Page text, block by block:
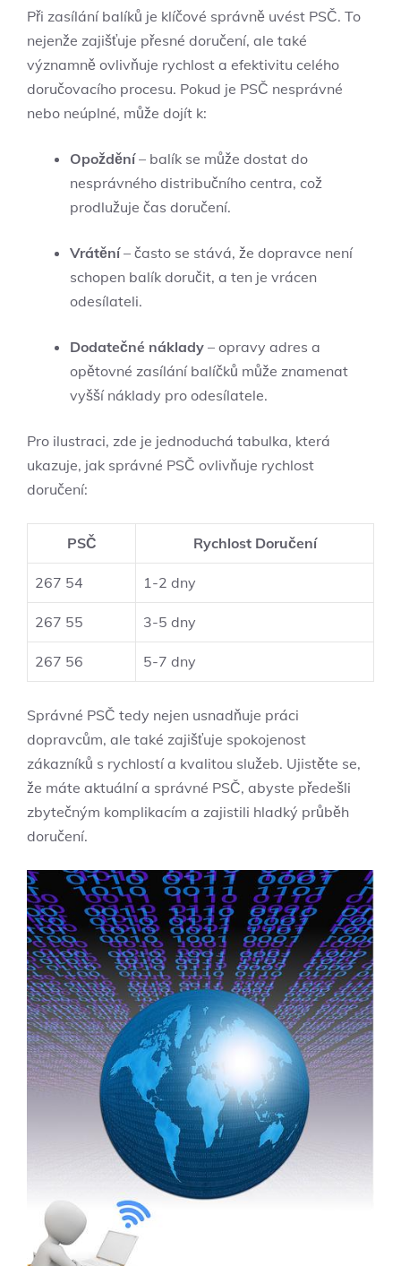
Při zasílání balíků je klíčové správně uvést PSČ. To
nejenže zajišťuje přesné doručení, ale také
významně ovlivňuje rychlost a efektivitu celého
doručovacího procesu. Pokud je PSČ nesprávné
nebo neúplné, může dojít k:
Opoždění– balík se může dostat do
nesprávného distribučního centra, což
prodlužuje čas doručení.
Vrátění– často se stává, že dopravce není
schopen balík doručit, a ten je vrácen
odesílateli.
Dodatečné náklady – opravy adres a
opětovné zasílání balíčků může znamenat
vyšší náklady pro odesílatele.
Pro ilustraci, zde je jednoduchá tabulka, která
ukazuje, jak správné PSČ ovlivňuje rychlost
doručení:
PSČ Rychlost Doručení
267 54 1-2 dny
267 55 3-5 dny
267 56 5-7 dny
Správné PSČ tedy nejen usnadňuje práci
dopravcům, ale také zajišťuje spokojenost
zákazníků s rychlostí a kvalitou služeb. Ujistěte se,
že máte aktuální a správné PSČ, abyste předešli
zbytečným komplikacím a zajistili hladký průběh
doručení.